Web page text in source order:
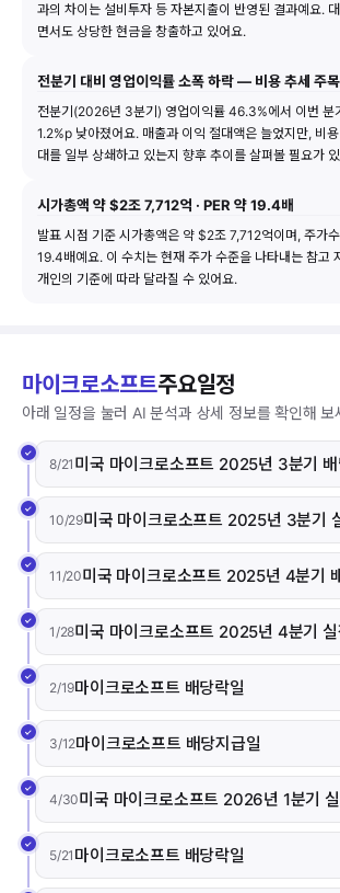
과의 차이는 설비투자 등 자본지출이 반영된 결과예요.
면서도 상당한 현금을 창출하고 있어요.
전분기 대비 영업이익률 소폭 하락 — 비용 추세 주목
전분기(2026년 3분기) 영업이익률 46.3%에서 이번 분
1.2%p 낮아졌어요. 매출과 이익 절대액은 늘었지만, 비
대를 일부 상쇄하고 있는지 향후 추이를 살펴볼 필요가
시가총액 약 $2조 7,712억 · PER 약 19.4배
발표 시점 기준 시가총액은 약 $2조 7,712억이며, 주가
19.4배예요. 이 수치는 현재 주가 수준을 나타내는 참고
개인의 기준에 따라 달라질 수 있어요.
마이크로소프트주요일정
아래 일정을 눌러 AI 분석과 상세 정보를 확인해 보
8/21 미국 마이크로소프트 2025년 3분기 배
10/29미국 마이크로소프트 2025년 3분기
11/20미국 마이크로소프트 2025년 4분기
1/28미국 마이크로소프트 2025년 4분기
2/19마이크로소프트 배당락일
3/12마이크로소프트 배당지급일
4/30미국 마이크로소프트 2026년 1분기
5/21 마이크로소프트 배당락일